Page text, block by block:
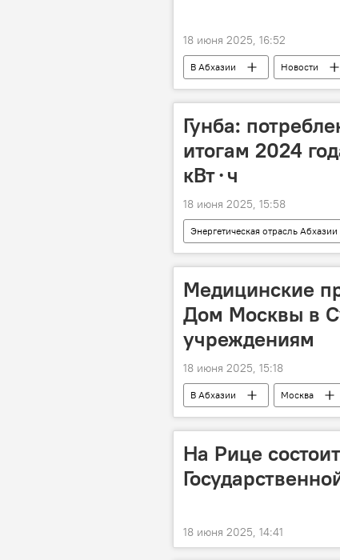
18 июня 2025, 16:52
В Абхазии Новости
Бадра Гунба
Политика
Гунба:
итогам 2024
кВт⋅ч
18 июня 2025, 15:58
Энергетическая отрасль Абхазии
Медицинские
Дом Москвы в
учреждениям
18 июня 2025, 15:18
В Абхазии Москва
На Рице
18 июня 2025, 14:41